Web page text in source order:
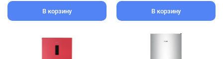
В корзину В корзину